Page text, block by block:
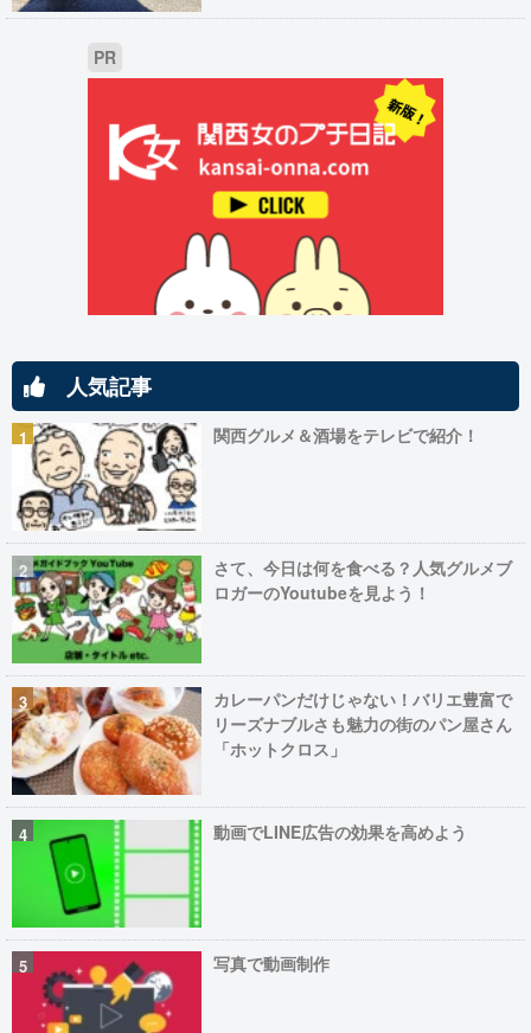
PR
人気記事
関西グルメ＆酒場をテレビで紹介！
さて、今日は何を食べる？人気グルメブ
ロガーのYoutubeを見よう！
カレーパンだけじゃない！バリエ豊富で
リーズナブルさも魅力の街のパン屋さん
「ホットクロス」
動画でLINE広告の効果を高めよう
写真で動画制作